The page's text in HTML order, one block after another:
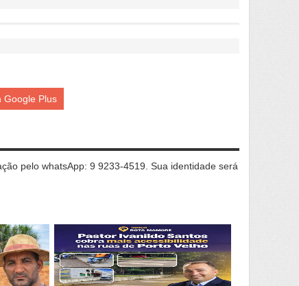
Google Plus
pelo whatsApp: 9 9233-4519. Sua identidade será